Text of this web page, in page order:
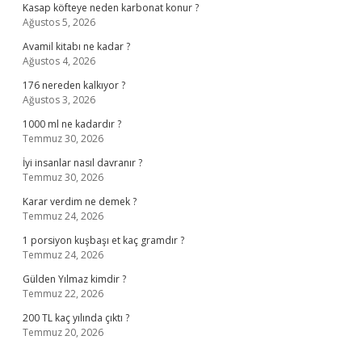
Kasap köfteye neden karbonat konur ?
Ağustos 5, 2026
Avamil kitabı ne kadar ?
Ağustos 4, 2026
176 nereden kalkıyor ?
Ağustos 3, 2026
1000 ml ne kadardır ?
Temmuz 30, 2026
İyi insanlar nasıl davranır ?
Temmuz 30, 2026
Karar verdim ne demek ?
Temmuz 24, 2026
1 porsiyon kuşbaşı et kaç gramdır ?
Temmuz 24, 2026
Gülden Yılmaz kimdir ?
Temmuz 22, 2026
200 TL kaç yılında çıktı ?
Temmuz 20, 2026